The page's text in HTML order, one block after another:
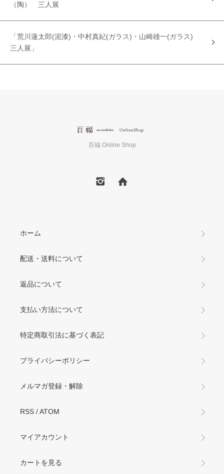
（陶） 三人展
「荒川蓮太郎(泥漆)・中村真紀(ガラス)・山崎雄一(ガラス)
三人展」
百福 Online Shop
ホーム
配送・送料について
返品について
支払い方法について
特定商取引法に基づく表記
プライバシーポリシー
メルマガ登録・解除
RSS /ATOM
マイアカウント
カートを見る